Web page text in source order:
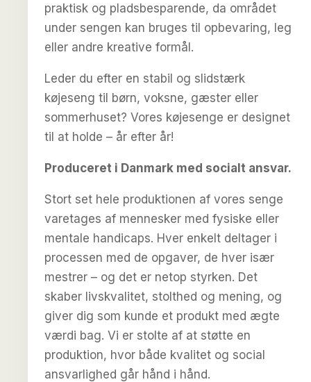
praktisk og pladsbesparende, da området
under sengen kan bruges til opbevaring, leg
eller andre kreative formål.
Leder du efter en stabil og slidstærk
køjeseng til børn, voksne, gæster eller
sommerhuset? Vores køjesenge er designet
til at holde – år efter år!
Produceret i Danmark med socialt ansvar.
Stort set hele produktionen af vores senge
varetages af mennesker med fysiske eller
mentale handicaps. Hver enkelt deltager i
processen med de opgaver, de hver især
mestrer – og det er netop styrken. Det
skaber livskvalitet, stolthed og mening, og
giver dig som kunde et produkt med ægte
værdi bag. Vi er stolte af at støtte en
produktion, hvor både kvalitet og social
ansvarlighed går hånd i hånd.